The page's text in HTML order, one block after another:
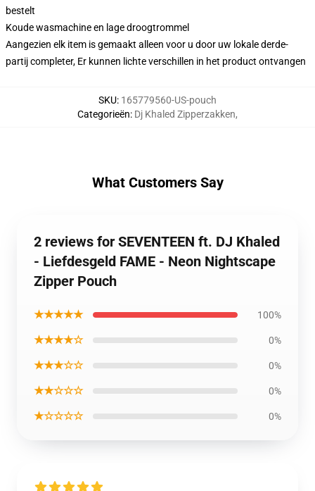
bestelt
Koude wasmachine en lage droogtrommel
Aangezien elk item is gemaakt alleen voor u door uw lokale derde-
partij completer, Er kunnen lichte verschillen in het product ontvangen
SKU: 165779560-US-pouch
Categorieën: Dj Khaled Zipperzakken,
What Customers Say
2 reviews for SEVENTEEN ft. DJ Khaled
- Liefdesgeld FAME - Neon Nightscape
Zipper Pouch
★★★★★ 100%
★★★★☆ 0%
★★★☆☆ 0%
★★☆☆☆ 0%
★☆☆☆☆ 0%